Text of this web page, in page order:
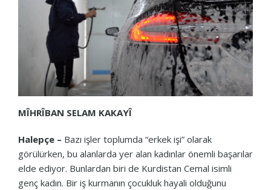
MÎHRÎBAN SELAM KAKAYÎ
Halepçe – Bazı işler toplumda “erkek işi” olarak
görülürken, bu alanlarda yer alan kadınlar önemli başarılar
elde ediyor. Bunlardan biri de Kurdistan Cemal isimli
genç kadın. Bir iş kurmanın çocukluk hayali olduğunu